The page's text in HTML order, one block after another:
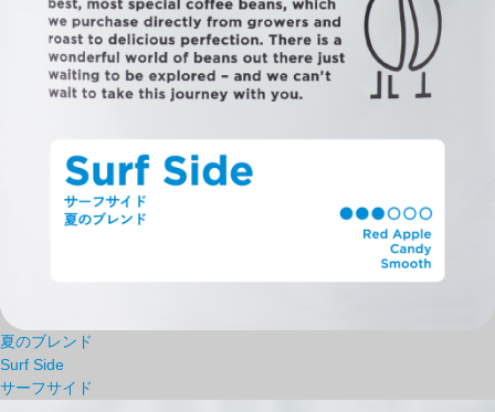
夏のブレンド
Surf Side
サーフサイド